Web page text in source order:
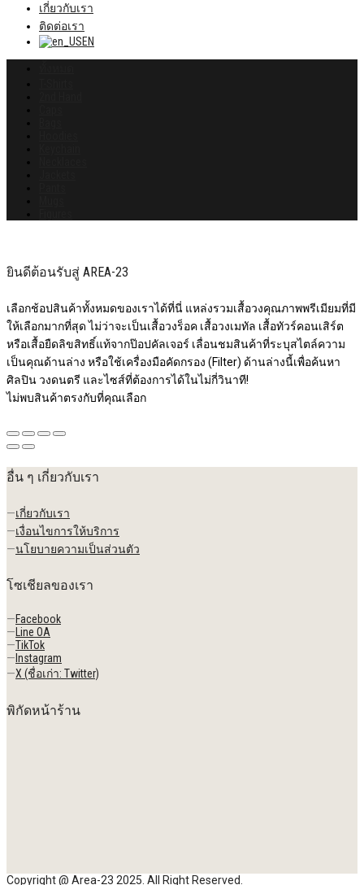
เกี่ยวกับเรา
ติดต่อเรา
EN
ยินดีต้อนรับสู่ AREA-23
เลือกช้อปสินค้าทั้งหมดของเราได้ที่นี่ แหล่งรวมเสื้อวงคุณภาพพรีเมียมที่มี
ให้เลือกมากที่สุด ไม่ว่าจะเป็นเสื้อวงร็อค เสื้อวงเมทัล เสื้อทัวร์คอนเสิร์ต
หรือเสื้อยืดลิขสิทธิ์แท้จากป๊อปคัลเจอร์ เลื่อนชมสินค้าที่ระบุสไตล์ความ
เป็นคุณด้านล่าง หรือใช้เครื่องมือคัดกรอง (Filter) ด้านล่างนี้เพื่อค้นหา
ศิลปิน วงดนตรี และไซส์ที่ต้องการได้ในไม่กี่วินาที!
ไม่พบสินค้าตรงกับที่คุณเลือก
อื่น ๆ เกี่ยวกับเรา
—เกี่ยวกับเรา
—เงื่อนไขการให้บริการ
—นโยบายความเป็นส่วนตัว
โซเชียลของเรา
—Facebook
—Line OA
—TikTok
— Instagram
—X (ชื่อเก่า: Twitter)
พิกัดหน้าร้าน
Copyright @ Area-23 2025. All Right Reserved.